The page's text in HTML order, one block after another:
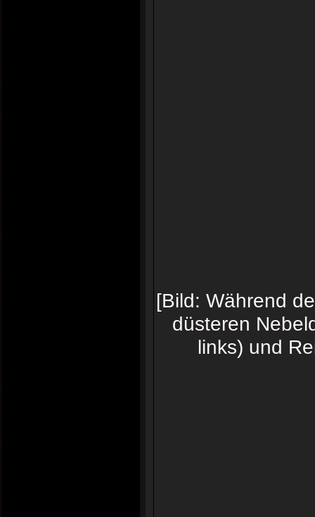
[Bild: Während
düsteren
links) und